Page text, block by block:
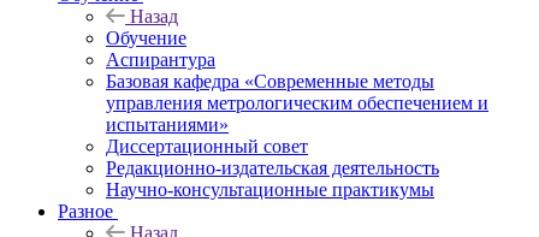
Назад
Обучение
Аспирантура
Базовая кафедра «Современные методы
управления метрологическим обеспечением и
испытаниями»
Диссертационный совет
Редакционно-издательская деятельность
Научно-консультационные практикумы
Разное
Назад